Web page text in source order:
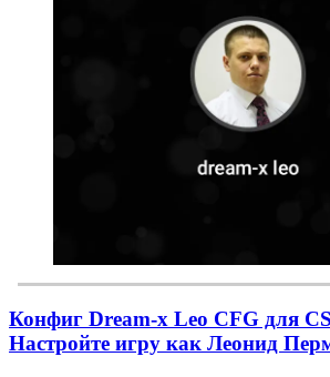
Конфиг Dream-x Leo CFG для
Настройте игру как Леонид